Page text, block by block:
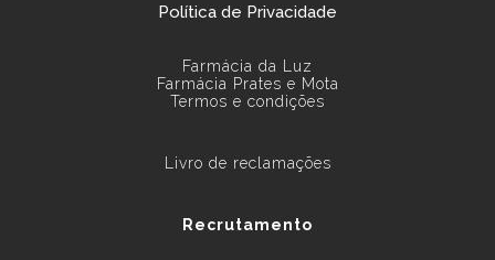
Política de Privacidade
Farmácia da Luz
Farmácia Prates e Mota
Termos e condições
Livro de reclamações
Recrutamento